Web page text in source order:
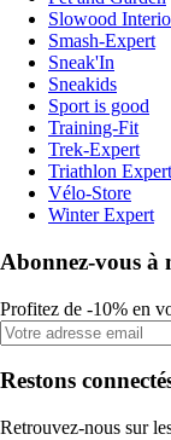
Slowood
Smash-Expert
Sneak'In
Sneakids
Sport is good
Training-Fit
Trek-Expert
Triathlon Expert
Vélo-Store
Winter Expert
Abonnez-vous à
Profitez de -10% en
Restons
Retrouvez-nous sur